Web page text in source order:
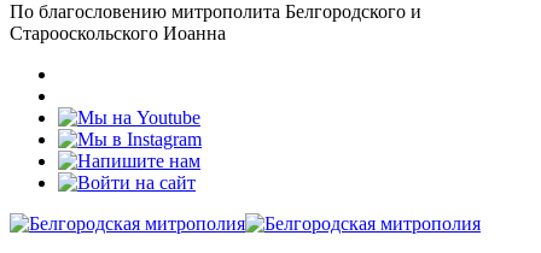
По благословению митрополита Белгородского и
Старооскольского Иоанна